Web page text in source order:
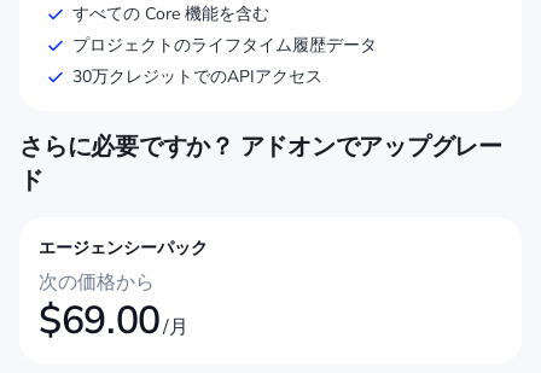
すべての Core 機能を含む
プロジェクトのライフタイム履歴データ
30万クレジットでのAPIアクセス
さらに必要ですか？ アドオンでアップグレー
ド
エージェンシーパック
次の価格から
$69.00/月